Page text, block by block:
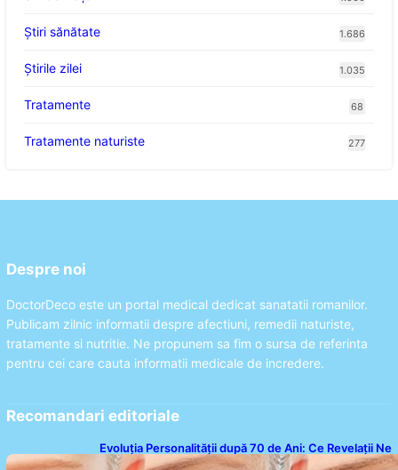
Ştiri sănătate 1.686
Știrile zilei 1.035
Tratamente 68
Tratamente naturiste 277
Despre noi
DoctorDeco este un portal medical dedicat sanatatii romanilor.
Publicam zilnic informatii despre afectiuni, remedii naturiste,
tratamente si nutritie. Ne propunem sa fim o sursa de referinta
pentru cei care cauta informatii medicale de incredere.
Recomandari editoriale
Evoluția Personalității după 70 de Ani: Ce Revelații Ne
Oferă Studiile Psihologice